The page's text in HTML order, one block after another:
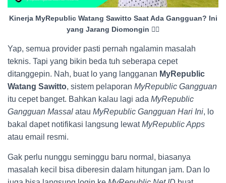
Kinerja MyRepublic Watang Sawitto Saat Ada Gangguan? Ini
yang Jarang Diomongin 😮‍💨
Yap, semua provider pasti pernah ngalamin masalah
teknis. Tapi yang bikin beda tuh seberapa cepet
ditanggepin. Nah, buat lo yang langganan MyRepublic
Watang Sawitto, sistem pelaporan MyRepublic Gangguan
itu cepet banget. Bahkan kalau lagi ada MyRepublic
Gangguan Massal atau MyRepublic Gangguan Hari Ini, lo
bakal dapet notifikasi langsung lewatMyRepublic Apps
atau email resmi.
Gak perlu nunggu seminggu baru normal, biasanya
masalah kecil bisa diberesin dalam hitungan jam. Dan lo